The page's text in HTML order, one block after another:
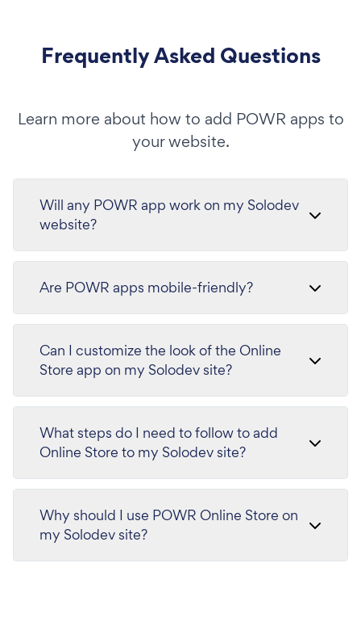
Frequently Asked Questions
Learn more about how to add POWR apps to
your website.
Will any POWR app work on my Solodev
website?
Are POWR apps mobile-friendly?
Can I customize the look of the Online
Store app on my Solodev site?
What steps do I need to follow to add
Online Store to my Solodev site?
Why should I use POWR Online Store on
my Solodev site?